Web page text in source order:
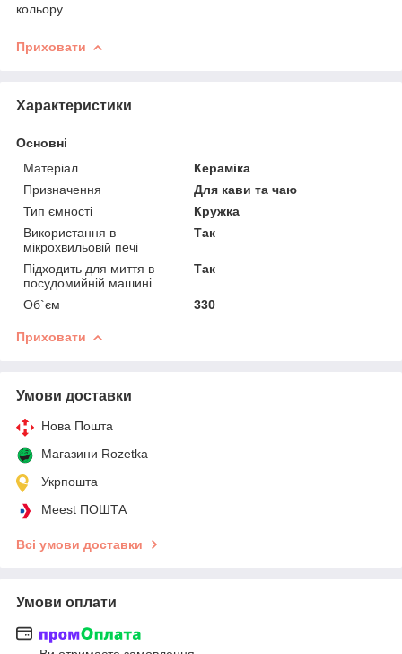
кольору.
Приховати
Характеристики
Основні
Матеріал
Кераміка
Призначення
Для кави та чаю
Тип ємності
Кружка
Використання в
мікрохвильовій печі
Так
Підходить для миття в
посудомийній машині
Так
Об`єм 330
Приховати
Умови доставки
Нова Пошта
Магазини Rozetka
Укрпошта
Meest ПОШТА
Всі умови доставки
Умови оплати